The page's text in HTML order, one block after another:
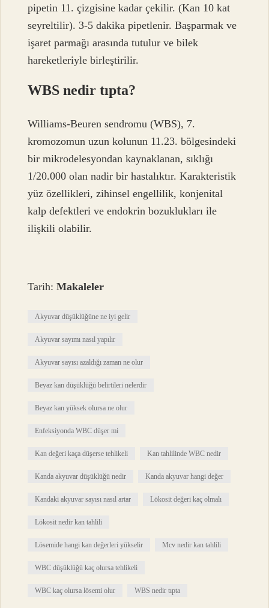
pipetin 11. çizgisine kadar çekilir. (Kan 10 kat
seyreltilir). 3-5 dakika pipetlenir. Başparmak ve
işaret parmağı arasında tutulur ve bilek
hareketleriyle birleştirilir.
WBS nedir tıpta?
Williams-Beuren sendromu (WBS), 7.
kromozomun uzun kolunun 11.23. bölgesindeki
bir mikrodelesyondan kaynaklanan, sıklığı
1/20.000 olan nadir bir hastalıktır. Karakteristik
yüz özellikleri, zihinsel engellilik, konjenital
kalp defektleri ve endokrin bozuklukları ile
ilişkili olabilir.
Tarih:Makaleler
Akyuvar düşüklüğüne ne iyi gelir
Akyuvar sayımı nasıl yapılır
Akyuvar sayısı azaldığı zaman ne olur
Beyaz kan düşüklüğü belirtileri nelerdir
Beyaz kan yüksek olursa ne olur
Enfeksiyonda WBC düşer mi
Kan değeri kaça düşerse tehlikeli Kan tahlilinde WBC nedir
Kanda akyuvar düşüklüğü nedir Kanda akyuvar hangi değer
Kandaki akyuvar sayısı nasıl artar Lökosit değeri kaç olmalı
Lökosit nedir kan tahlili
Lösemide hangi kan değerleri yükselir Mcv nedir kan tahlili
WBC düşüklüğü kaç olursa tehlikeli
WBC kaç olursa lösemi olur WBS nedir tıpta